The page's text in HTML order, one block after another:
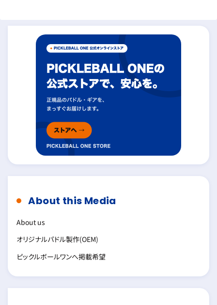
About this Media
About us
オリジナルパドル製作(OEM)
ピックルボールワンへ掲載希望